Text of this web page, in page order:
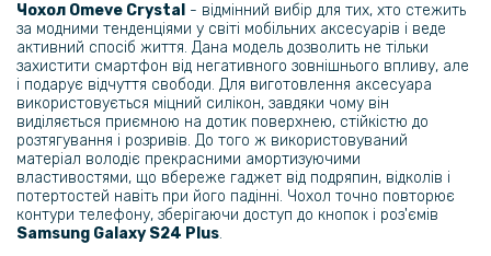
239 грн
299 грн
Гідрогелева плівка iNobi Matte для Samsung Galaxy S24 Plus​​​ на
задню панель, Матова
271 грн
319 грн
Чохол Auto Focus Ultimate Experience для Samsung Galaxy S24 Plus
Чохол Omeve Crystal - відмінний вибір для тих, хто стежить
за модними тенденціями у світі мобільних аксесуарів і веде
активний спосіб життя. Дана модель дозволить не тільки
захистити смартфон від негативного зовнішнього впливу, але
і подарує відчуття свободи. Для виготовлення аксесуара
використовується міцний силікон, завдяки чому він
виділяється приємною на дотик поверхнею, стійкістю до
розтягування і розривів. До того ж використовуваний
матеріал володіє прекрасними амортизуючими
властивостями, що вбереже гаджет від подряпин, відколів і
потертостей навіть при його падінні. Чохол точно повторює
контури телефону, зберігаючи доступ до кнопок і роз'ємів
Samsung Galaxy S24 Plus.